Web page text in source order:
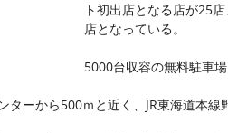
ト初出店となる店が25
店となっている。
5000台収容の無料駐車
ターから500ｍと近く、JR東海道本